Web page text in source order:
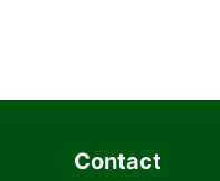
Contact